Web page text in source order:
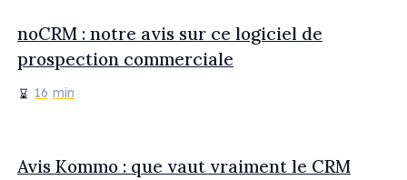
noCRM : notre avis sur ce logiciel de
prospection commerciale
16 min
Avis Kommo : que vaut vraiment le CRM